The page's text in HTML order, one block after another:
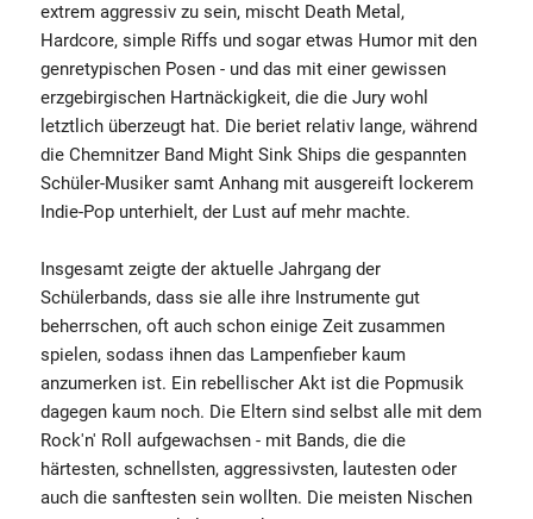
extrem aggressiv zu sein, mischt Death Metal,
Hardcore, simple Riffs und sogar etwas Humor mit den
genretypischen Posen - und das mit einer gewissen
erzgebirgischen Hartnäckigkeit, die die Jury wohl
letztlich überzeugt hat. Die beriet relativ lange, während
die Chemnitzer Band Might Sink Ships die gespannten
Schüler-Musiker samt Anhang mit ausgereift lockerem
Indie-Pop unterhielt, der Lust auf mehr machte.
Insgesamt zeigte der aktuelle Jahrgang der
Schülerbands, dass sie alle ihre Instrumente gut
beherrschen, oft auch schon einige Zeit zusammen
spielen, sodass ihnen das Lampenfieber kaum
anzumerken ist. Ein rebellischer Akt ist die Popmusik
dagegen kaum noch. Die Eltern sind selbst alle mit dem
Rock'n' Roll aufgewachsen - mit Bands, die die
härtesten, schnellsten, aggressivsten, lautesten oder
auch die sanftesten sein wollten. Die meisten Nischen